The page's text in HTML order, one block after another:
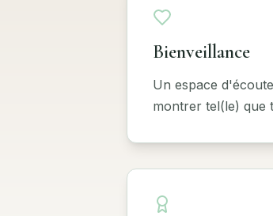
Bienveillance
Un espace
montrer tel(le) que